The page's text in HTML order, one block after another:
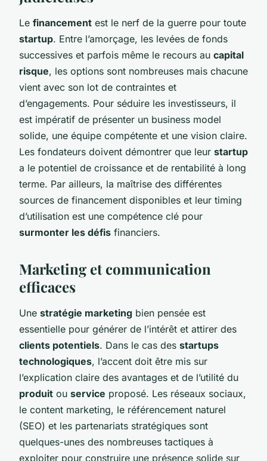
Le financement est le nerf de la guerre pour toute
startup. Entre l’amorçage, les levées de fonds
successives et parfois même le recours au capital
risque, les options sont nombreuses mais chacune
vient avec son lot de contraintes et
d’engagements. Pour séduire les investisseurs, il
est impératif de présenter un business model
solide, une équipe compétente et une vision claire.
Les fondateurs doivent démontrer que leur startup
a le potentiel de croissance et de rentabilité à long
terme. Par ailleurs, la maîtrise des différentes
sources de financement disponibles et leur timing
d’utilisation est une compétence clé pour
surmonter les défis financiers.
Marketing et communication
efficaces
Une stratégie marketing bien pensée est
essentielle pour générer de l’intérêt et attirer des
clients potentiels. Dans le cas des startups
technologiques, l’accent doit être mis sur
l’explication claire des avantages et de l’utilité du
produit ou service proposé. Les réseaux sociaux,
le content marketing, le référencement naturel
(SEO) et les partenariats stratégiques sont
quelques-unes des nombreuses tactiques à
exploiter pour construire une présence solide sur